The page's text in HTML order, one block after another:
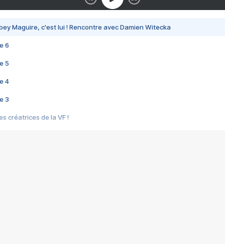
Maguire, c'est lui ! Rencontre avec Damien Witecka
6
5
4
3
créatrices de la VF !